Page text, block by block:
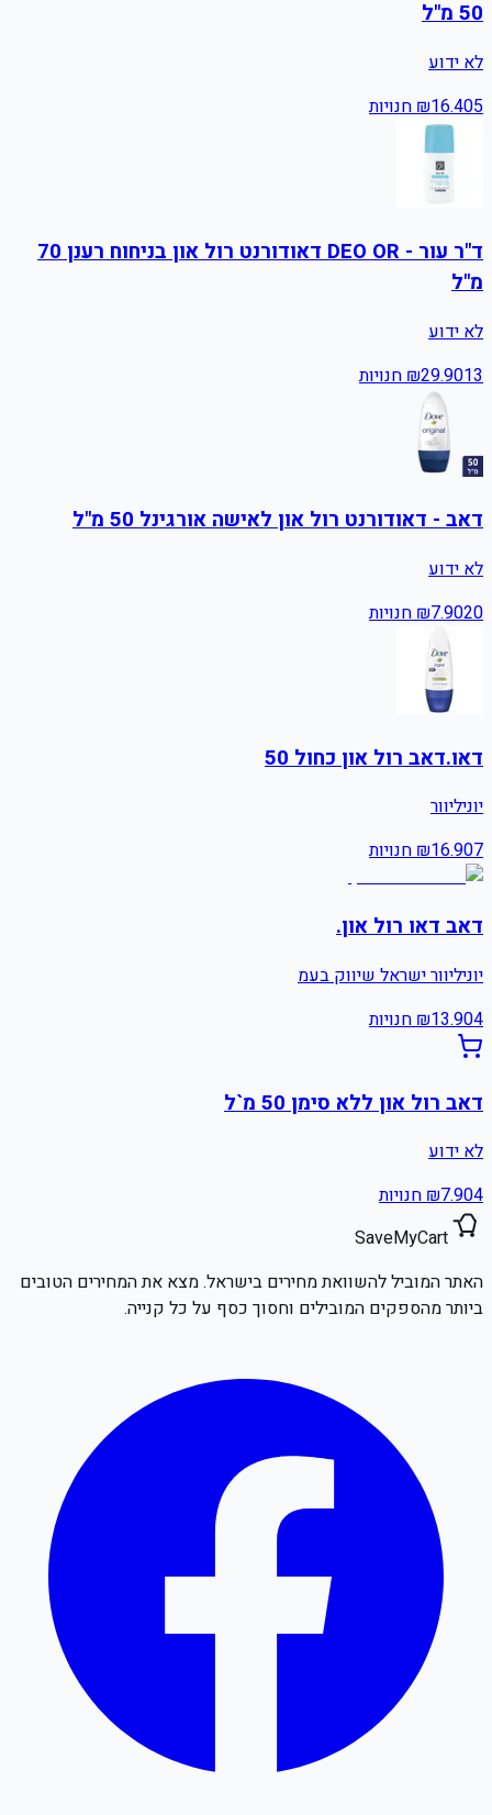
50 מ"ל
לא ידוע
₪16.405 חנויות
ד"ר עור - DEO OR דאודורנט רול און בניחוח רענן 70
מ"ל
לא ידוע
₪29.9013 חנויות
דאב - דאודורנט רול און לאישה אורגינל 50 מ"ל
לא ידוע
₪7.9020 חנויות
דאו.דאב רול און כחול 50
יוניליוור
₪16.907 חנויות
דאב דאו רול און.
יוניליוור ישראל שיווק בעמ
₪13.904 חנויות
דאב רול און ללא סימן 50 מ`ל
לא ידוע
₪7.904
חנויות
SaveMyCart
האתר המוביל להשוואת מחירים בישראל. מצא את המחירים הטובים
ביותר מהספקים המובילים וחסוך כסף על כל קנייה.